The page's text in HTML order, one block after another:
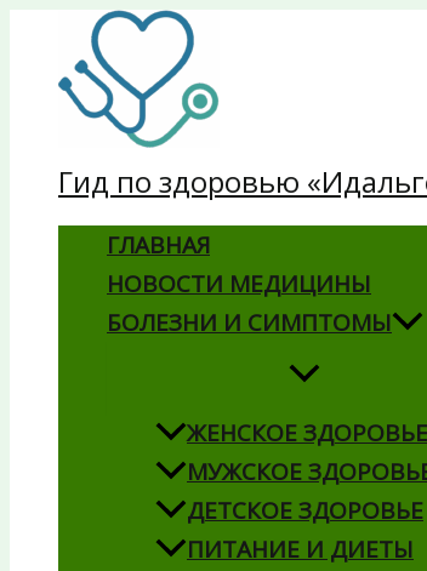
содержимому
Гид по здоровью
ГЛАВНАЯ
НОВОСТИ МЕДИЦИНЫ
БОЛЕЗНИ И СИМПТОМЫ
ЖЕНСКОЕ ЗДОРОВЬЕ
МУЖСКОЕ
ДЕТСКОЕ ЗДОРОВЬЕ
ПИТАНИЕ И ДИЕТЫ